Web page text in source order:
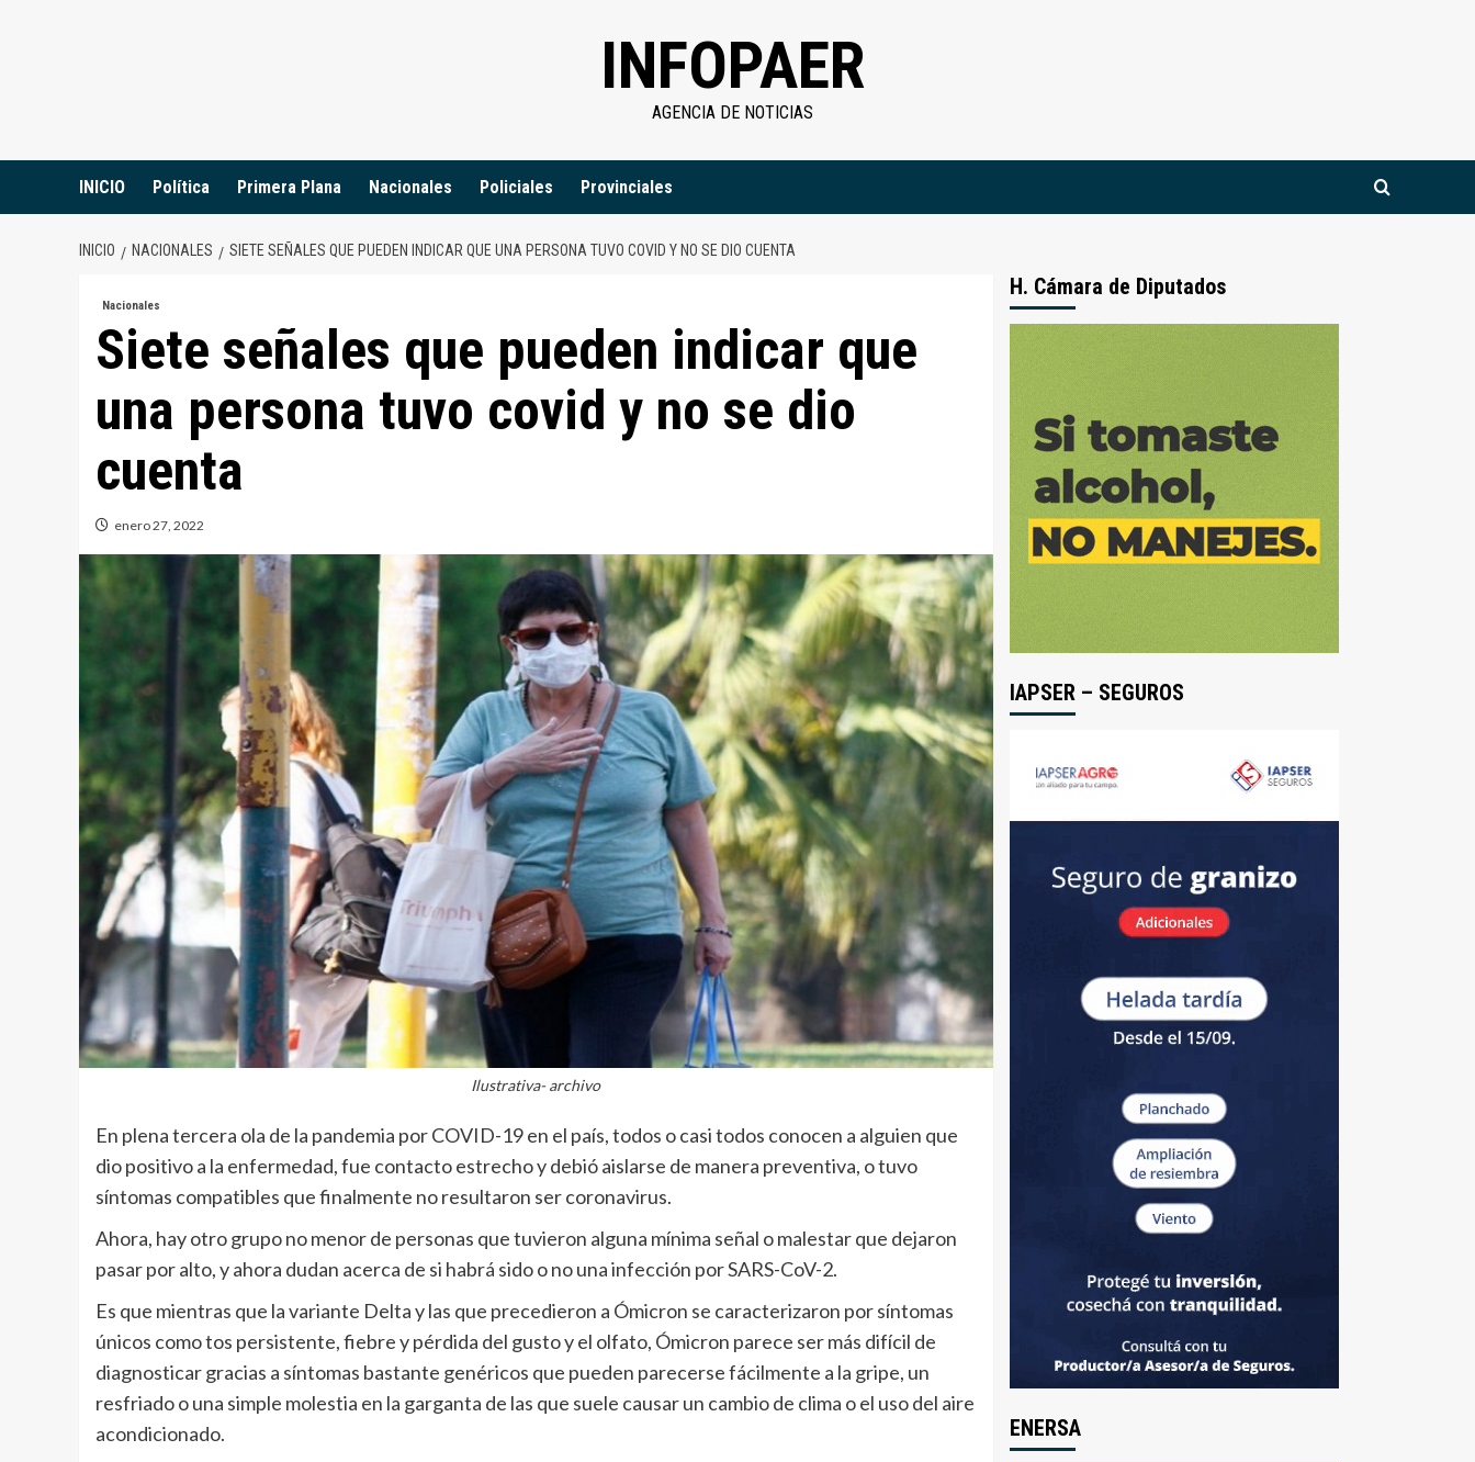
INFOPAER
AGENCIA DE NOTICIAS
INICIO Política Primera Plana Nacionales Policiales Provinciales
INICIO NACIONALES SIETE SEÑALES QUE PUEDEN INDICAR QUE UNA PERSONA TUVO COVID Y NO SE DIO CUENTA
Nacionales
Siete señales que pueden indicar que
una persona tuvo covid y no se dio
cuenta
enero 27, 2022
Ilustrativa- archivo
En plena tercera ola de la pandemia por COVID-19 en el país, todos o casi todos conocen a alguien que
dio positivo a la enfermedad, fue contacto estrecho y debió aislarse de manera preventiva, o tuvo
síntomas compatibles que finalmente no resultaron ser coronavirus.
Ahora, hay otro grupo no menor de personas que tuvieron alguna mínima señal o malestar que dejaron
pasar por alto, y ahora dudan acerca de si habrá sido o no una infección por SARS-CoV-2.
Es que mientras que la variante Delta y las que precedieron a Ómicron se caracterizaron por síntomas
únicos como tos persistente, fiebre y pérdida del gusto y el olfato, Ómicron parece ser más difícil de
diagnosticar gracias a síntomas bastante genéricos que pueden parecerse fácilmente a la gripe, un
resfriado o una simple molestia en la garganta de las que suele causar un cambio de clima o el uso del aire
acondicionado.
H. Cámara de Diputados
IAPSER – SEGUROS
ENERSA